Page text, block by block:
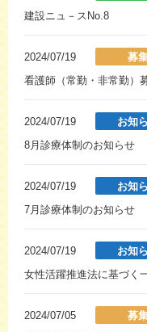
建設ニュ－スNo.8
2024/07/19
募
看護師（常勤・非常勤）
2024/07/19
お知
8月診療体制のお知らせ
2024/07/19
お知
7月診療体制のお知らせ
2024/07/19
お知
女性活躍推進法に基づく
2024/07/05
募